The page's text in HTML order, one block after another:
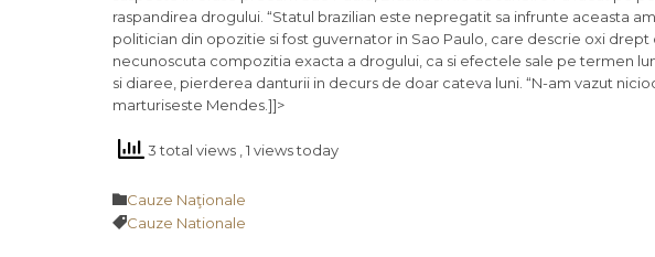
raspandirea drogului. “Statul brazilian este nepregatit sa infrunte aceasta
politician din opozitie si fost guvernator in Sao Paulo, care descrie oxi
necunoscuta compozitia exacta a drogului, ca si efectele sale pe termen
si diaree, pierderea danturii in decurs de doar cateva luni. “N-am vazut
marturiseste Mendes.]]>
3 total views , 1 views today
Category
Cauze Naţionale
Tags
Cauze Nationale